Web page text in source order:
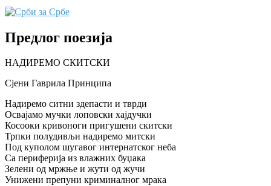
Предлог поезија
НАДИРЕМО СКИТСКИ
Сјени Гаврила Принципа
Надиремо ситни здепасти и тврди
Освајамо мучки лоповски хајдучки
Косооки кривоноги пригушени скитски
Трпки полудивљи надиремо митски
Под куполом шугавог интернатског неба
Са периферија из влажних буџака
Зелени од мржње и жути од жучи
Унижени препуни криминалног мрака